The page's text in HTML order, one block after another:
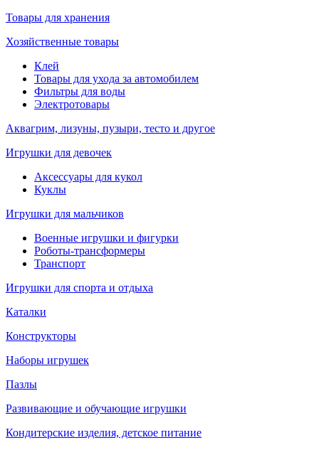
Товары для хранения
Хозяйственные товары
Клей
Товары для ухода за автомобилем
Фильтры для воды
Электротовары
Аквагрим, лизуны, пузыри, тесто и другое
Игрушки для девочек
Аксессуары для кукол
Куклы
Игрушки для мальчиков
Военные игрушки и фигурки
Роботы-трансформеры
Транспорт
Игрушки для спорта и отдыха
Каталки
Конструкторы
Наборы игрушек
Пазлы
Развивающие и обучающие игрушки
Кондитерские изделия, детское питание